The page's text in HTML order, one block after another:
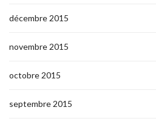
décembre 2015
novembre 2015
octobre 2015
septembre 2015